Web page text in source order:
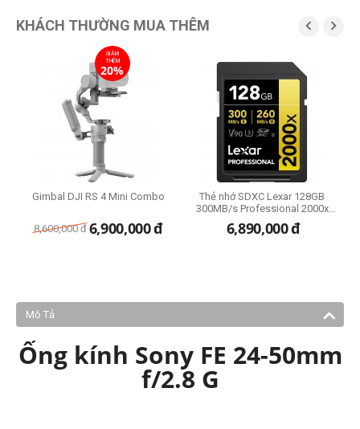
KHÁCH THƯỜNG MUA THÊM  
GIẢM
THÊM
20%
Gimbal DJI RS 4 Mini Combo
8,600,000 đ 6,900,000đ
Thẻ nhớ SDXC Lexar 128GB
300MB/s Professional 2000x
UHS-II Gold Series
6,890,000đ
Mô Tả
Ống kính Sony FE 24-50mm
f/2.8 G